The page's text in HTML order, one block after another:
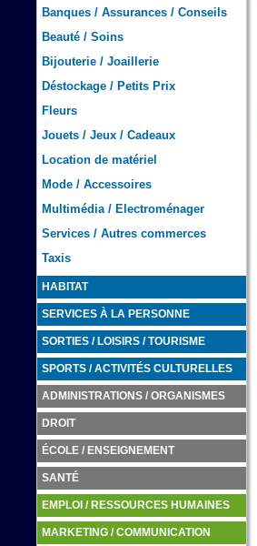
Banques / Assurances / Conseils
Beauté / Soins
Bijouterie / Joaillerie
Déstockage / Petits Prix
Fleurs
Jouets / Jeux / Cadeaux
Location de matériel
Mode / Accessoires
Multimédia / Electroménager
Services / Autres commerces
Taxis
HABITAT
SERVICES À LA PERSONNE
SORTIES / LOISIRS / TOURISME
SPORTS / ACTIVITÉS CULTURELLES
ADMINISTRATIONS / ORGANISMES
DROIT
ÉCOLE / ENSEIGNEMENT
SANTÉ
EMPLOI / RESSOURCES HUMAINES
MARKETING / COMMUNICATION